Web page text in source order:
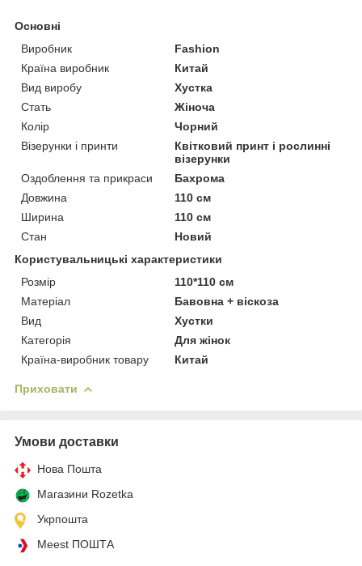
Основні
Виробник
Fashion
Країна виробник
Китай
Вид виробу
Хустка
Стать
Жіноча
Колір
Чорний
Візерунки і принти
Квітковий принт і рослинні
візерунки
Оздоблення та прикраси
Бахрома
Довжина
110 см
Ширина
110 см
Стан
Новий
Користувальницькі характеристики
Розмір
110*110 см
Матеріал
Бавовна + віскоза
Вид
Хустки
Категорія
Для жінок
Країна-виробник товару
Китай
Приховати
Умови доставки
Нова Пошта
Магазини Rozetka
Укрпошта
Meest ПОШТА